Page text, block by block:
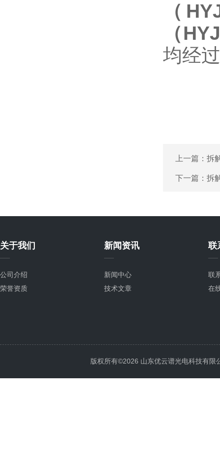
（
（
均经
上一篇： 拆
下一篇： 拆
关于我们
公司介绍
荣誉资质
新闻资讯
新闻中心
技术文章
联
联
在
版权所有©2026 山东优云谱光电科技有